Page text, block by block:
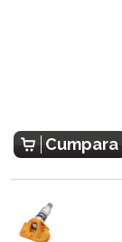
Cumpara